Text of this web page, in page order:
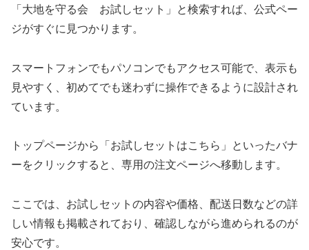
「大地を守る会 お試しセット」と検索すれば、公式ペー
ジがすぐに見つかります。
スマートフォンでもパソコンでもアクセス可能で、表示も
見やすく、初めてでも迷わずに操作できるように設計され
ています。
トップページから「お試しセットはこちら」といったバナ
ーをクリックすると、専用の注文ページへ移動します。
ここでは、お試しセットの内容や価格、配送日数などの詳
しい情報も掲載されており、確認しながら進められるのが
安心です。